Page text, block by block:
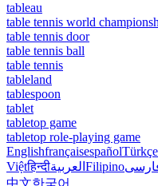
tableau
table tennis world
table tennis door
table tennis ball
table tennis
tableland
tablespoon
tablet
tabletop game
tabletop role-playing game
EnglishfrançaisespañolTürkçe
Việtहिन्दीالعربية Filipino
中文한국어